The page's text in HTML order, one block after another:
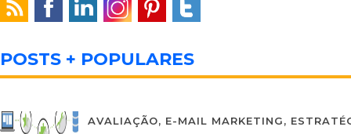
POSTS + POPULARES
AVALIAÇÃO, E-MAIL MARKETING,